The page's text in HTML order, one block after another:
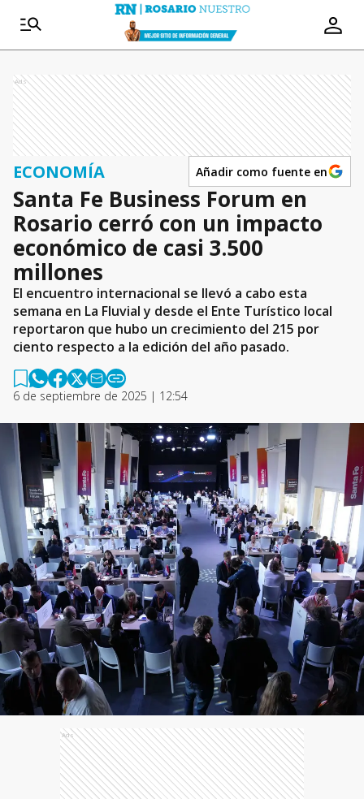
Ads
ECONOMÍA Añadir como fuente en
Santa Fe Business Forum en
Rosario cerró con un impacto
económico de casi 3.500
millones
El encuentro internacional se llevó a cabo esta
semana en La Fluvial y desde el Ente Turístico local
reportaron que hubo un crecimiento del 215 por
ciento respecto a la edición del año pasado.
6 de septiembre de 2025 | 12:54
Ads